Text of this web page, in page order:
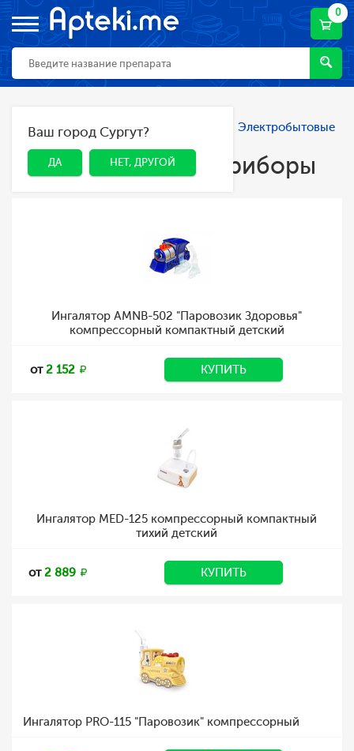
0
ДА НЕТ, ДРУГОЙ
Ваш город Сургут?
ДА НЕТ, ДРУГОЙ
Главная Каталог Мама и малыш
Электробытовые
приборы
Электробытовые приборы
Ингалятор AMNB-502 "Паровозик Здоровья"
компрессорный компактный детский
от2 152 КУПИТЬ
Ингалятор MED-125 компрессорный компактный
тихий детский
от2 889 КУПИТЬ
Ингалятор PRO-115 "Паровозик" компрессорный